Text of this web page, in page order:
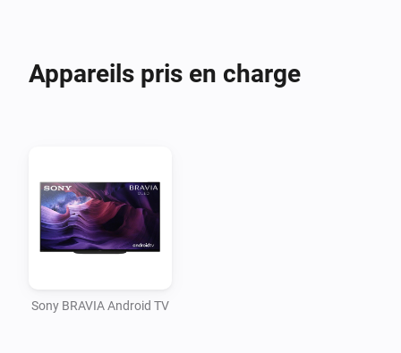
Appareils pris en charge
Sony BRAVIA Android TV